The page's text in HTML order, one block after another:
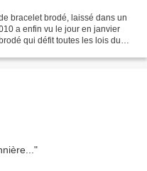
bracelet brodé, laissé dans un
a enfin vu le jour en janvier
qui défit toutes les lois du